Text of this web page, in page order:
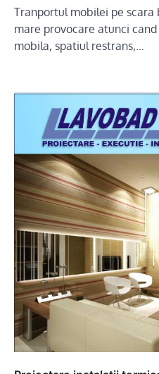
Tranportul mobilei pe
mare provocare atunci
mobila, spatiul restrans,…